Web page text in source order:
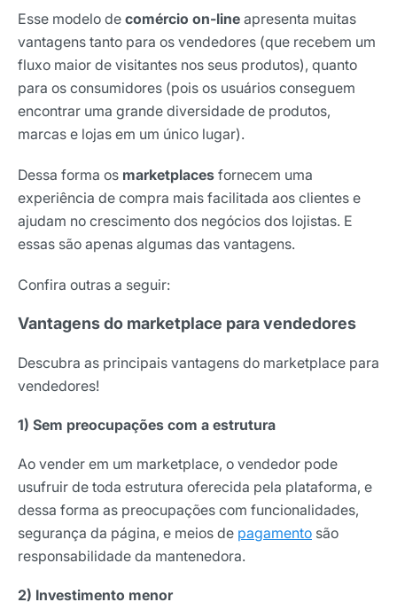
Esse modelo de comércio on-line apresenta muitas
vantagens tanto para os vendedores (que recebem um
fluxo maior de visitantes nos seus produtos), quanto
para os consumidores (pois os usuários conseguem
encontrar uma grande diversidade de produtos,
marcas e lojas em um único lugar).
Dessa forma os marketplaces fornecem uma
experiência de compra mais facilitada aos clientes e
ajudam no crescimento dos negócios dos lojistas. E
essas são apenas algumas das vantagens.
Confira outras a seguir:
Vantagens do marketplace para vendedores
Descubra as principais vantagens do marketplace para
vendedores!
1) Sem preocupações com a estrutura
Ao vender em um marketplace, o vendedor pode
usufruir de toda estrutura oferecida pela plataforma, e
dessa forma as preocupações com funcionalidades,
segurança da página, e meios de pagamento são
responsabilidade da mantenedora.
2) Investimento menor